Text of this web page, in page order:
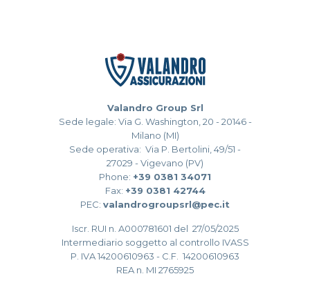
Valandro Group Srl
Sede legale: Via G. Washington, 20 - 20146 -
Milano (MI)
Sede operativa: Via P. Bertolini, 49/51 -
27029 - Vigevano (PV)
Phone: +39 0381 34071
Fax: +39 0381 42744
PEC: valandrogroupsrl@pec.it
Iscr. RUI n. A000781601 del 27/05/2025
Intermediario soggetto al controllo IVASS
P. IVA 14200610963 - C.F. 14200610963
REA n. MI 2765925